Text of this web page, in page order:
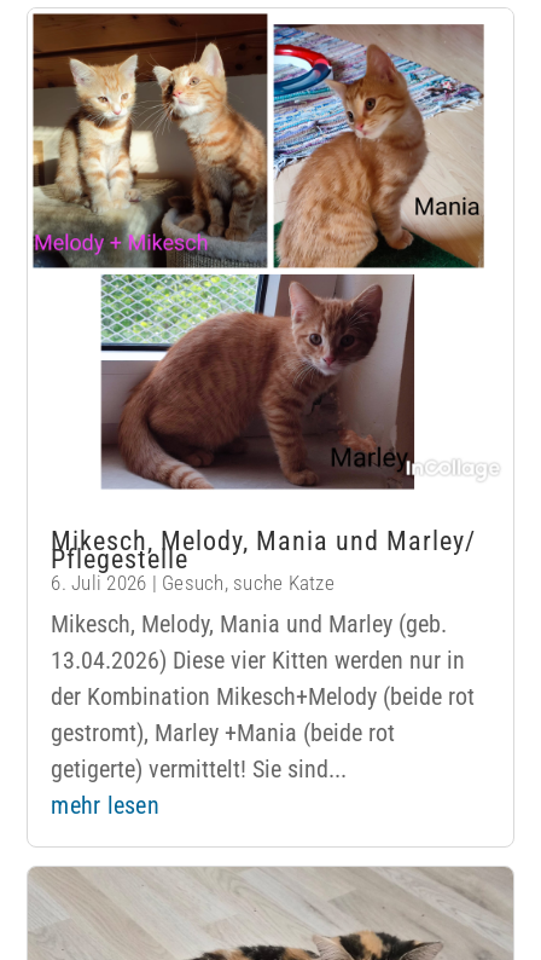
Mikesch, Melody, Mania und Marley/
Pflegestelle
6. Juli 2026 | Gesuch, suche Katze
Mikesch, Melody, Mania und Marley (geb.
13.04.2026) Diese vier Kitten werden nur in
der Kombination Mikesch+Melody (beide rot
gestromt), Marley +Mania (beide rot
getigerte) vermittelt! Sie sind...
mehr lesen